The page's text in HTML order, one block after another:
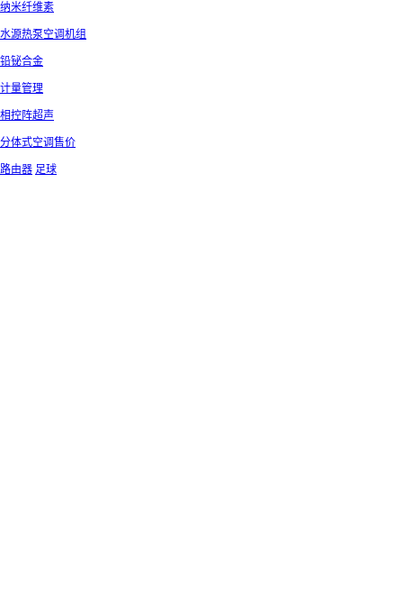
纳米纤维素
水源热泵空调机组
铅铋合金
计量管理
相控阵超声
分体式空调售价
路由器 足球